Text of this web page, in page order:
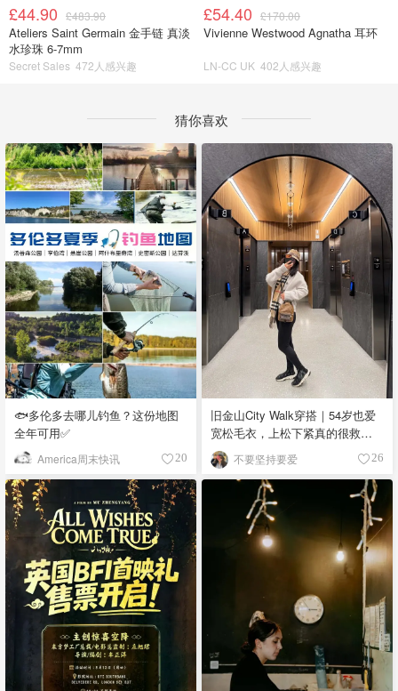
£44.90 £483.90
Ateliers Saint Germain 金手链 真淡
水珍珠 6-7mm
Secret Sales 472人感兴趣
£54.40 £170.00
Vivienne Westwood Agnatha 耳环
LN-CC UK 402人感兴趣
猜你喜欢
🐟多伦多去哪儿钓鱼？这份地图
全年可用✅
America周末快讯 20
旧金山City Walk穿搭｜54岁也爱
宽松毛衣，上松下紧真的很救比
例
不要坚持要爱 26